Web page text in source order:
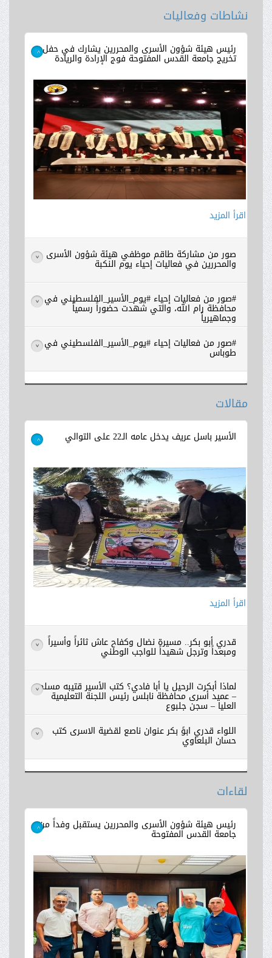
نشاطات وفعاليات
رئيس هيئة شؤون الأسرى والمحررين يشارك في حفل
تخريج جامعة القدس المفتوحة فوج الإرادة والريادة >
اقرأ المزيد
صور من مشاركة طاقم موظفي هيئة شؤون الأسرى
والمحررين في فعاليات إحياء يوم النكبة >
اقرأ المزيد
#صور من فعاليات إحياء #يوم_الأسير_الفلسطيني في
محافظة رام الله، والتي شهدت حضوراً رسمياً
وجماهيرياً
>
اقرأ المزيد
#صور من فعاليات إحياء #يوم_الأسير_الفلسطيني في
طوباس >
مقالات
الأسير باسل عريف يدخل عامه الـ22 على التوالي >
اقرأ المزيد
قدري أبو بكر.. مسيرة نضال وكفاح عاش ثائراً وأسيراً
ومبعداً وترجل شهيداً للواجب الوطني >
اقرأ المزيد
لماذا أبكرت الرحيل يا أبا فادي؟ كتب الأسير قتيبه مسلم
– عميد أسرى محافظة نابلس رئيس اللجنة التعليمية
العليا – سجن جلبوع
>
اقرأ المزيد
اللواء قدري ابوً بكر عنوان ناصع لقضية الاسرى كتب
حسان البلعاوي >
اقرأ المزيد
لقاءات
رئيس هيئة شؤون الأسرى والمحررين يستقبل وفداً من
جامعة القدس المفتوحة >